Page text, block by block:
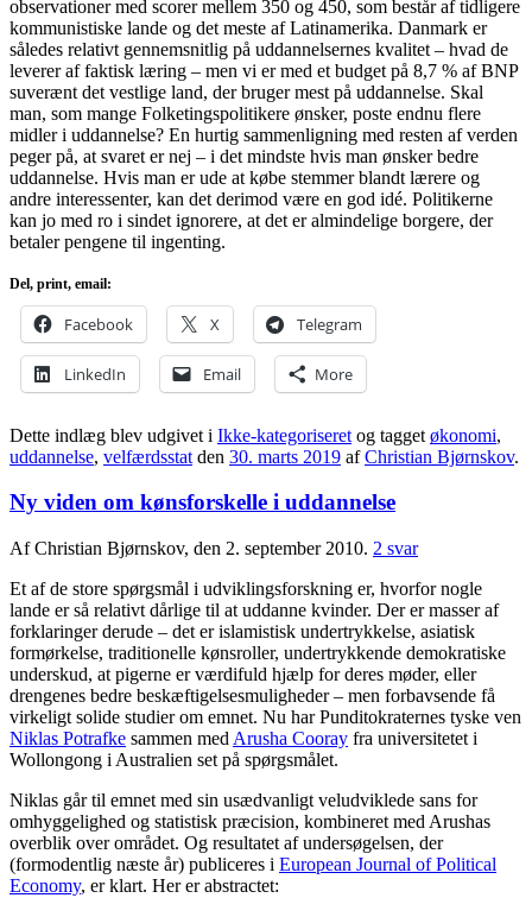
observationer med scorer mellem 350 og 450, som består af tidligere
kommunistiske lande og det meste af Latinamerika. Danmark er
således relativt gennemsnitlig på uddannelsernes kvalitet – hvad de
leverer af faktisk læring – men vi er med et budget på 8,7 % af BNP
suverænt det vestlige land, der bruger mest på uddannelse. Skal
man, som mange Folketingspolitikere ønsker, poste endnu flere
midler i uddannelse? En hurtig sammenligning med resten af verden
peger på, at svaret er nej – i det mindste hvis man ønsker bedre
uddannelse. Hvis man er ude at købe stemmer blandt lærere og
andre interessenter, kan det derimod være en god idé. Politikerne
kan jo med ro i sindet ignorere, at det er almindelige borgere, der
betaler pengene til ingenting.
Del, print, email:
Facebook X Telegram
LinkedIn Email More
Dette indlæg blev udgivet i Ikke-kategoriseret og tagget økonomi,
uddannelse, velfærdsstat den 30. marts 2019 afChristian Bjørnskov.
Ny viden om kønsforskelle i uddannelse
Af Christian Bjørnskov, den 2. september 2010. 2 svar
Et af de store spørgsmål i udviklingsforskning er, hvorfor nogle
lande er så relativt dårlige til at uddanne kvinder. Der er masser af
forklaringer derude – det er islamistisk undertrykkelse, asiatisk
formørkelse, traditionelle kønsroller, undertrykkende demokratiske
underskud, at pigerne er værdifuld hjælp for deres møder, eller
drengenes bedre beskæftigelsesmuligheder – men forbavsende få
virkeligt solide studier om emnet. Nu har Punditokraternes tyske ven
Niklas Potrafke sammen med Arusha Cooray fra universitetet i
Wollongong i Australien set på spørgsmålet.
Niklas går til emnet med sin usædvanligt veludviklede sans for
omhyggelighed og statistisk præcision, kombineret med Arushas
overblik over området. Og resultatet af undersøgelsen, der
(formodentlig næste år) publiceres i European Journal of Political
Economy, er klart. Her er abstractet: